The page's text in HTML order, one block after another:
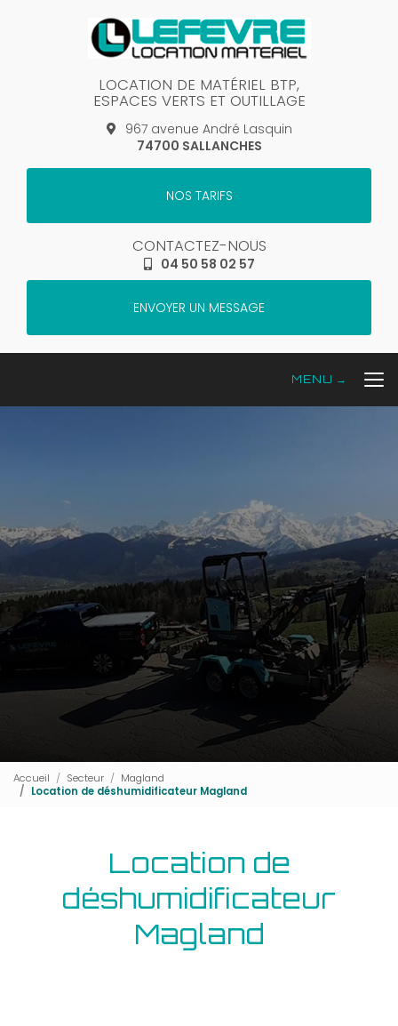
LOCATION DE MATÉRIEL BTP,
ESPACES VERTS ET OUTILLAGE
967 avenue André Lasquin
74700 SALLANCHES
NOS TARIFS
CONTACTEZ-NOUS
04 50 58 02 57
ENVOYER UN MESSAGE
Accueil Secteur
Magland
Location de déshumidificateur Magland
Location de
déshumidificateur
Magland